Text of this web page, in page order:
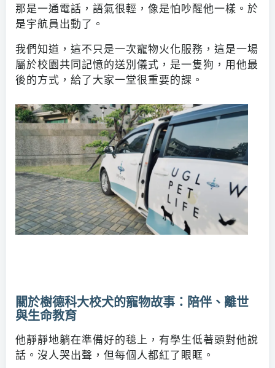
那是一通電話，語氣很輕，像是怕吵醒他一樣。於
是宇航員出動了。
我們知道，這不只是一次寵物火化服務，這是一場
屬於校園共同記憶的送別儀式，是一隻狗，用他最
後的方式，給了大家一堂很重要的課。
關於樹德科大校犬的寵物故事：陪伴、離世
與生命教育
他靜靜地躺在準備好的毯上，有學生低著頭對他說
話。沒人哭出聲，但每個人都紅了眼眶。